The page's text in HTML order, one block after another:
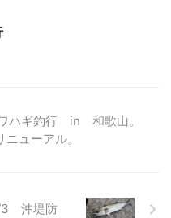
ハギ釣行 in 和歌山。
ューアル。
3 沖堤防